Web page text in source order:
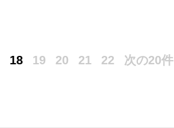
18 19 20 21 22 次の20件